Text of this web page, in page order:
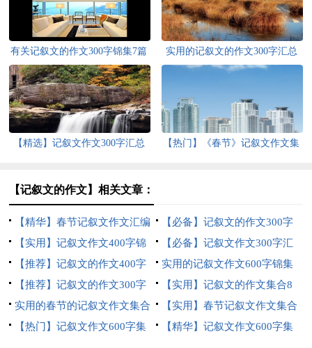
有关记叙文的作文300字锦集7篇
实用的记叙文的作文300字汇总
八篇
【精选】记叙文作文300字汇总
【热门】《春节》记叙文作文集
【记叙文的作文】相关文章：
【精华】春节记叙文作文汇编
十篇
【必备】记叙文的作文300字
汇总5篇
【实用】记叙文作文400字锦
集七篇
【必备】记叙文作文300字汇
编八篇
【推荐】记叙文的作文400字
汇总十篇
实用的记叙文作文600字锦集
六篇
【推荐】记叙文的作文300字
集合7篇
【实用】记叙文的作文集合8
篇
实用的春节的记叙文作文集合
七篇
【实用】春节记叙文作文集合
九篇
【热门】记叙文作文600字集
【精华】记叙文作文600字集